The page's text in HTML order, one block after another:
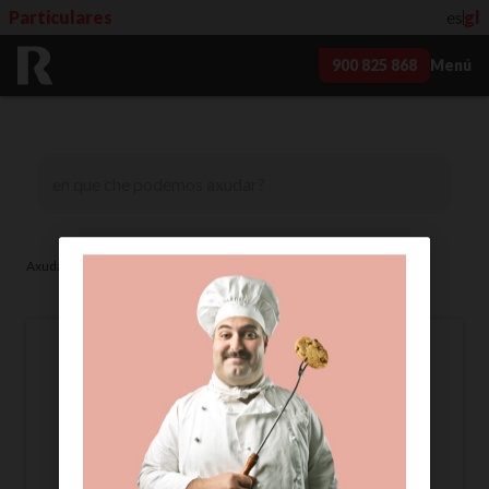
Particulares gl
900 825 868 Menú
Axuda
cales son os parámetros
wifi máis importantes
para conectarme?